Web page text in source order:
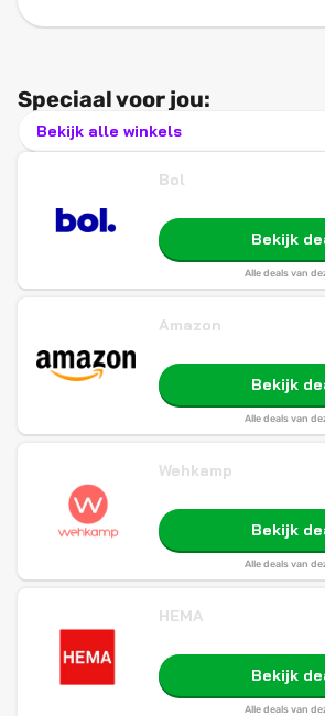
Speciaal voor jou:
Bekijk alle winkels
Bol
Bekijk
Alle deals van
Amazon
Bekijk
Alle deals van
Wehkamp
Bekijk
Alle deals van
HEMA
Bekijk
Alle deals van